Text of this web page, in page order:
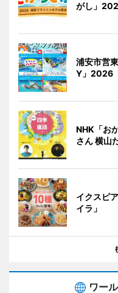
がし」
浦安市営
Y」2026
NHK「お
さん 横山
イクスピ
イラ」
ワー